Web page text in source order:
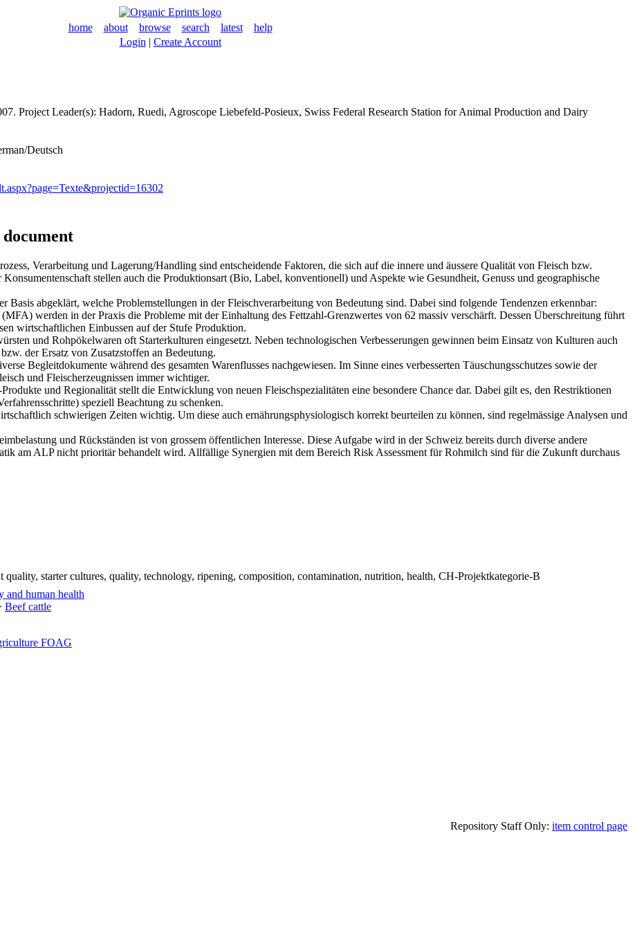
home about browse search latest
help
Login | Create Account
Project Leader(s): Hadorn, Ruedi, Agroscope Liebefeld-Posieux, Swiss Federal Research Station for Animal Production and Dairy
Deutsch
Verarbeitung und Lagerung/Handling sind entscheidende Faktoren, die sich auf die innere und äussere Qualität von Fleisch bzw.
stellen auch die Produktionsart (Bio, Label, konventionell) und Aspekte wie Gesundheit, Genuss und geographische
abgeklärt, welche Problemstellungen in der Fleischverarbeitung von Bedeutung sind. Dabei sind folgende Tendenzen erkennbar:
werden in der Praxis die Probleme mit der Einhaltung des Fettzahl-Grenzwertes von 62 massiv verschärft. Dessen Überschreitung führt
wirtschaftlichen Einbussen auf der Stufe Produktion.
und Rohpökelwaren oft Starterkulturen eingesetzt. Neben technologischen Verbesserungen gewinnen beim Einsatz von Kulturen auch
der Ersatz von Zusatzstoffen an Bedeutung.
Begleitdokumente während des gesamten Warenflusses nachgewiesen. Im Sinne eines verbesserten Täuschungsschutzes sowie der
und Fleischerzeugnissen immer wichtiger.
und Regionalität stellt die Entwicklung von neuen Fleischspezialitäten eine besondere Chance dar. Dabei gilt es, den Restriktionen
speziell Beachtung zu schenken.
schwierigen Zeiten wichtig. Um diese auch ernährungsphysiologisch korrekt beurteilen zu können, sind regelmässige Analysen und
und Rückständen ist von grossem öffentlichen Interesse. Diese Aufgabe wird in der Schweiz bereits durch diverse andere
am ALP nicht prioritär behandelt wird. Allfällige Synergien mit dem Bereich Risk Assessment für Rohmilch sind für die Zukunft durchaus
quality, starter cultures, quality, technology, ripening, composition, contamination, nutrition, health, CH-Projektkategorie-B
and human health
Beef cattle
FOAG
Repository Staff Only: item control page